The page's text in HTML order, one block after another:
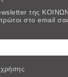
της
στο email σας